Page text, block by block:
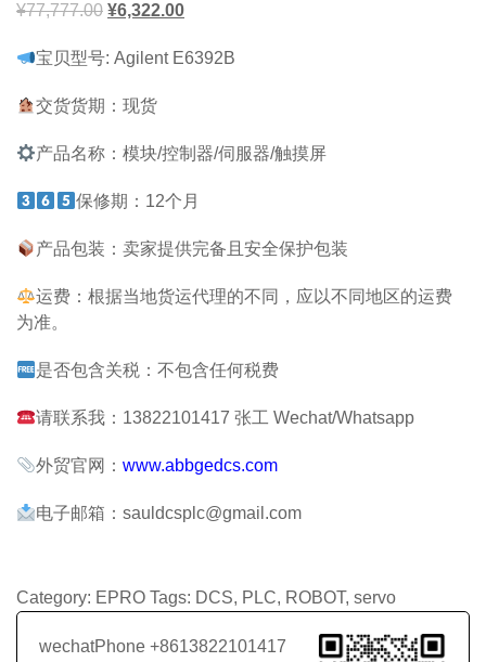
¥77,777.00 ¥6,322.00
宝贝型号: Agilent E6392B
交货货期：现货
产品名称：模块/控制器/伺服器/触摸屏
保修期：12个月
产品包装：卖家提供完备且安全保护包装
运费：根据当地货运代理的不同，应以不同地区的运费
为准。
是否包含关税：不包含任何税费
请联系我：13822101417 张工 Wechat/Whatsapp
外贸官网：www.abbgedcs.com
电子邮箱：sauldcsplc@gmail.com
Category: EPRO Tags: DCS, PLC, ROBOT, servo
wechatPhone +8613822101417